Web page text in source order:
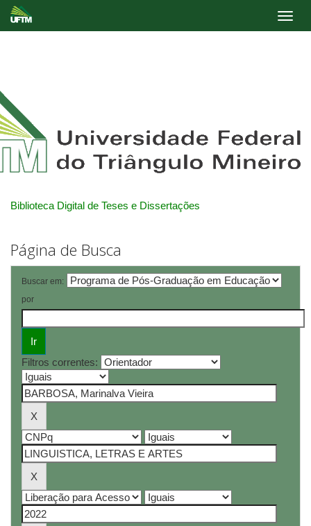
Biblioteca Digital de Teses e Dissertações
Página de Busca
Buscar em:
por
Filtros correntes: